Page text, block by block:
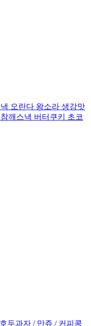
오란다 왕소라 생강맛
깨스낵 버터쿠키 초코